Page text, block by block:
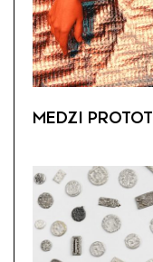
MEDZI